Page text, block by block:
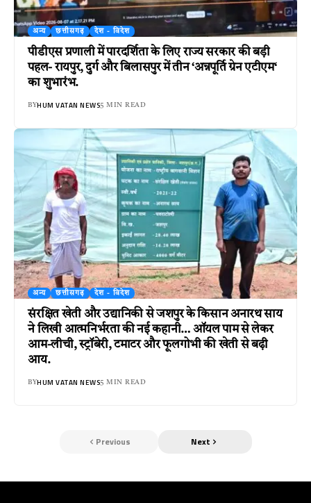
अन्य छत्तीसगढ़ देश - विदेश
पीडीएस प्रणाली में पारदर्शिता के लिए राज्य सरकार की बड़ी
पहल- रायपुर, दुर्ग और बिलासपुर में तीन ‘अन्नपूर्ति ग्रेन एटीएम‘
का शुभारंभ.
BYHUM VATAN NEWS5 MIN READ
अन्य छत्तीसगढ़ देश - विदेश
संरक्षित खेती और उद्यानिकी से जशपुर के किसान अनारथ साय
ने लिखी आत्मनिर्भरता की नई कहानी… ऑयल पाम से लेकर
आम-लीची, स्ट्रॉबेरी, टमाटर और फूलगोभी की खेती से बढ़ी
आय.
BYHUM VATAN NEWS5 MIN READ
Previous Next